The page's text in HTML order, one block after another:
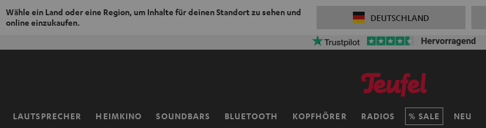
Wähle ein Land oder eine Region, um Inhalte für deinen Standort zu sehen und
online einzukaufen.
DEUTSCHLAND
LAUTSPRECHER HEIMKINO SOUNDBARS BLUETOOTH KOPFHÖRER RADIOS SALE NEU
Startseite